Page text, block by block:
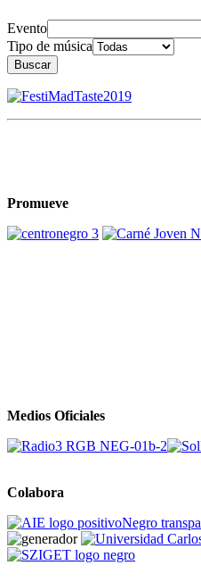
Evento
Tipo de música
Buscar
Promueve
Medios Oficiales
Colabora